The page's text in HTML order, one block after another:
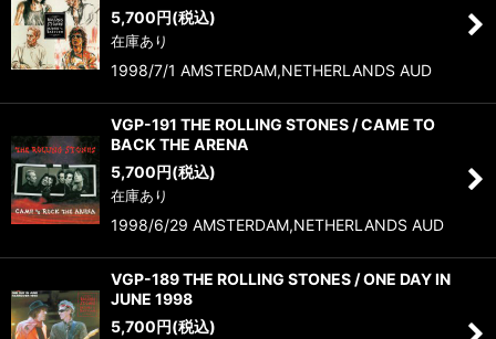
5,700円(税込)
在庫あり
1998/7/1 AMSTERDAM,NETHERLANDS AUD
VGP-191 THE ROLLING STONES / CAME TO
BACK THE ARENA
5,700円(税込)
在庫あり
1998/6/29 AMSTERDAM,NETHERLANDS AUD
VGP-189 THE ROLLING STONES / ONE DAY IN
JUNE 1998
5,700円(税込)